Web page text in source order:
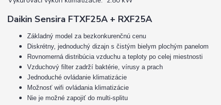
Daikin Sensira FTXF25A + RXF25A
Základný model za bezkonkurenčnú cenu
Diskrétny, jednoduchý dizajn s čistým bielym plochým panelom
Rovnomerná distribúcia vzduchu a teploty po celej miestnosti
Vzduchový filter zadrží baktérie, vírusy a prach
Jednoduché ovládanie klimatizácie
Možnosť wifi ovládania klimatizácie
Nie je možné zapojiť do multi-splitu